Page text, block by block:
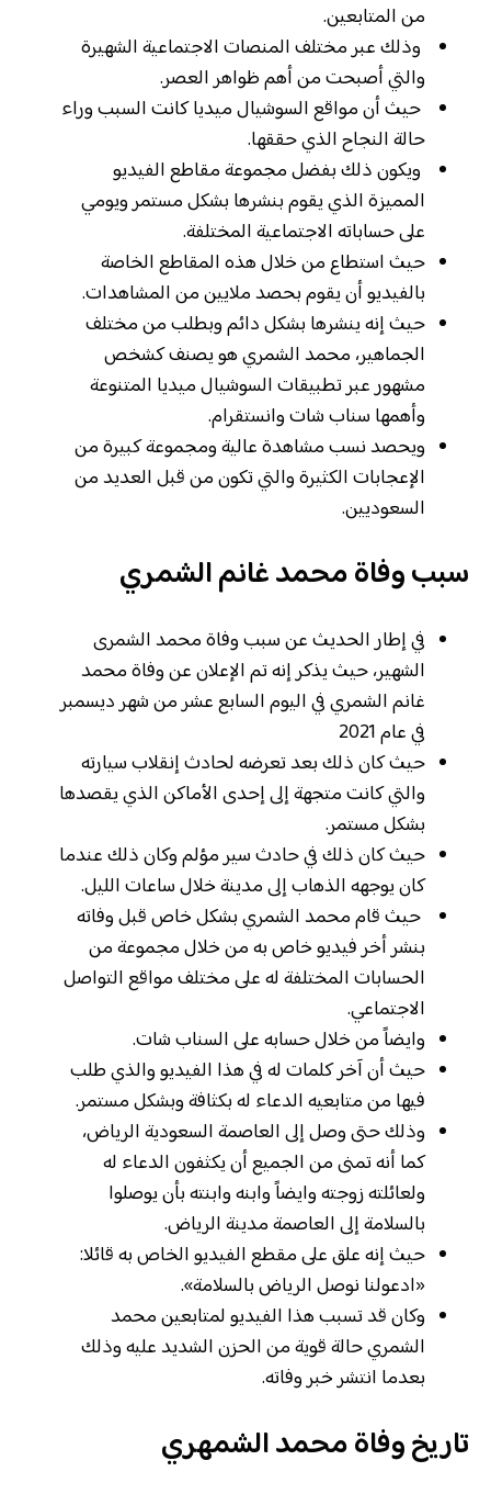
من المتابعين.
وذلك عبر مختلف المنصات الاجتماعية الشهيرة
والتي أصبحت من أهم ظواهر العصر.
حيث أن مواقع السوشيال ميديا كانت السبب وراء
حالة النجاح الذي حققها.
ويكون ذلك بفضل مجموعة مقاطع الفيديو
المميزة الذي يقوم بنشرها بشكل مستمر ويومي
على حساباته الاجتماعية المختلفة.
حيث استطاع من خلال هذه المقاطع الخاصة
بالفيديو أن يقوم بحصد ملايين من المشاهدات.
حيث إنه ينشرها بشكل دائم وبطلب من مختلف
الجماهير، محمد الشمري هو يصنف كشخص
مشهور عبر تطبيقات السوشيال ميديا المتنوعة
وأهمها سناب شات وانستقرام.
ويحصد نسب مشاهدة عالية ومجموعة كبيرة من
الإعجابات الكثيرة والتي تكون من قبل العديد من
السعوديين.
سبب وفاة محمد غانم الشمري
في إطار الحديث عن سبب وفاة محمد الشمرى
الشهير، حيث يذكر إنه تم الإعلان عن وفاة محمد
غانم الشمري في اليوم السابع عشر من شهر ديسمبر
في عام 2021
حيث كان ذلك بعد تعرضه لحادث إنقلاب سيارته
والتي كانت متجهة إلى إحدى الأماكن الذي يقصدها
بشكل مستمر.
حيث كان ذلك في حادث سير مؤلم وكان ذلك عندما
كان يوجهه الذهاب إلى مدينة خلال ساعات الليل.
حيث قام محمد الشمري بشكل خاص قبل وفاته
بنشر أخر فيديو خاص به من خلال مجموعة من
الحسابات المختلفة له على مختلف مواقع التواصل
الاجتماعي.
وايضاً من خلال حسابه على السناب شات.
حيث أن آخر كلمات له في هذا الفيديو والذي طلب
فيها من متابعيه الدعاء له بكثافة وبشكل مستمر.
وذلك حتى وصل إلى العاصمة السعودية الرياض،
كما أنه تمنى من الجميع أن يكثفون الدعاء له
ولعائلته زوجته وايضاً وابنه وابنته بأن يوصلوا
بالسلامة إلى العاصمة مدينة الرياض.
حيث إنه علق على مقطع الفيديو الخاص به قائلا:
«ادعولنا نوصل الرياض بالسلامة».
وكان قد تسبب هذا الفيديو لمتابعين محمد
الشمري حالة قوية من الحزن الشديد عليه وذلك
بعدما انتشر خبر وفاته.
تاريخ وفاة محمد الشمهري